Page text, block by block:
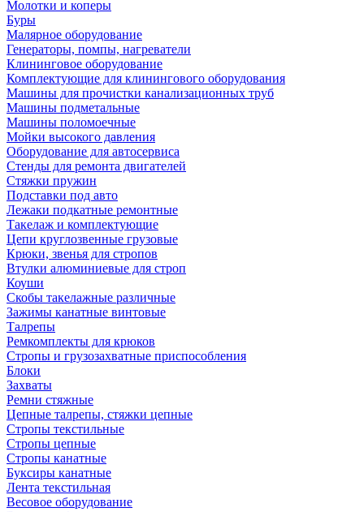
Молотки и коперы
Буры
Малярное оборудование
Генераторы, помпы, нагреватели
Клининговое оборудование
Комплектующие для клинингового оборудования
Машины для прочистки канализационных труб
Машины подметальные
Машины поломоечные
Мойки высокого давления
Оборудование для автосервиса
Стенды для ремонта двигателей
Стяжки пружин
Подставки под авто
Лежаки подкатные ремонтные
Такелаж и комплектующие
Цепи круглозвенные грузовые
Крюки, звенья для стропов
Втулки алюминиевые для строп
Коуши
Скобы такелажные различные
Зажимы канатные винтовые
Талрепы
Ремкомплекты для крюков
Стропы и грузозахватные приспособления
Блоки
Захваты
Ремни стяжные
Цепные талрепы, стяжки цепные
Стропы текстильные
Стропы цепные
Стропы канатные
Буксиры канатные
Лента текстильная
Весовое оборудование